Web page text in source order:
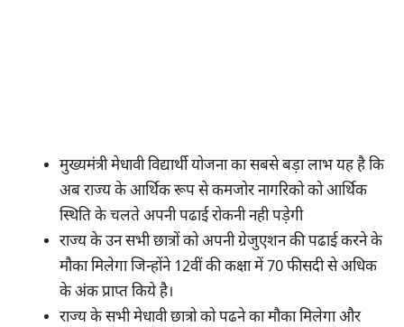
मुख्यमंत्री मेधावी विद्यार्थी योजना का सबसे बड़ा लाभ यह है कि
अब राज्य के आर्थिक रूप से कमजोर नागरिको को आर्थिक
स्थिति के चलते अपनी पढाई रोकनी नही पड़ेगी
राज्य के उन सभी छात्रों को अपनी ग्रेजुएशन की पढाई करने के
मौका मिलेगा जिन्होंने 12वीं की कक्षा में 70 फीसदी से अधिक
के अंक प्राप्त किये है।
राज्य के सभी मेधावी छात्रो को पढने का मौका मिलेगा और